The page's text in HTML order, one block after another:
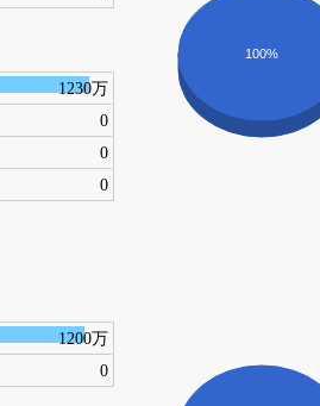
1230万
0
0
0
100%
1200万
0